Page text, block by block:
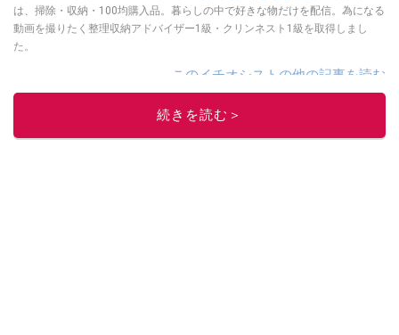
は、掃除・収納・100均購入品。暮らしの中で好きな物だけを配信。為になる
動画を撮りたく整理収納アドバイザー1級・クリンネスト1級を取得しまし
た。
このイチオシストの他の記事を読む
続きを読む＞